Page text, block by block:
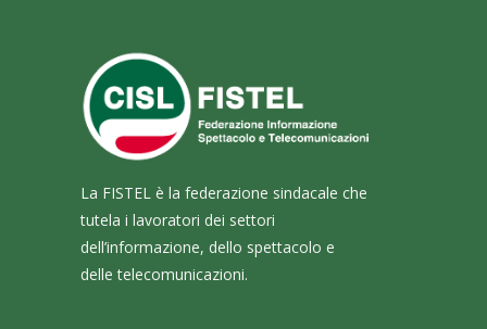
La FISTEL è la federazione sindacale che
tutela i lavoratori dei settori
dell’informazione, dello spettacolo e
delle telecomunicazioni.